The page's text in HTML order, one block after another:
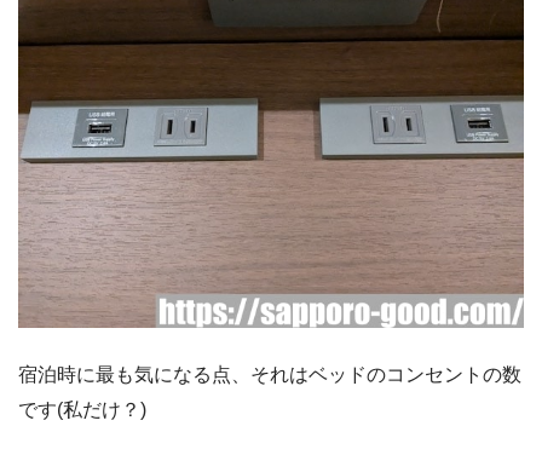
宿泊時に最も気になる点、それはベッドのコンセントの数
です(私だけ？)